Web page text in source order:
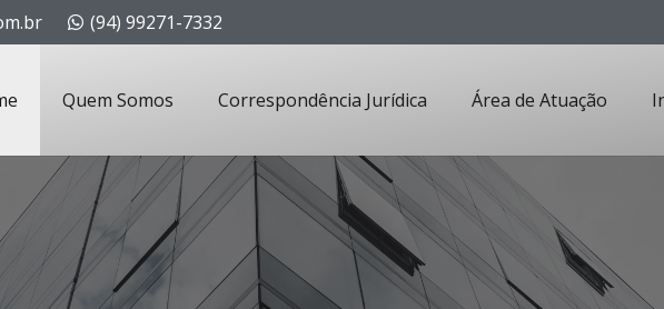
(94) 99271-7332
Quem Somos Correspondência Jurídica Área de Atuação